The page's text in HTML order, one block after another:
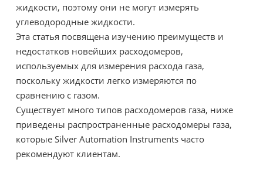
жидкости, поэтому они не могут измерять
углеводородные жидкости.
Эта статья посвящена изучению преимуществ и
недостатков новейших расходомеров,
используемых для измерения расхода газа,
поскольку жидкости легко измеряются по
сравнению с газом.
Существует много типов расходомеров газа, ниже
приведены распространенные расходомеры газа,
которые Silver Automation Instruments часто
рекомендуют клиентам.